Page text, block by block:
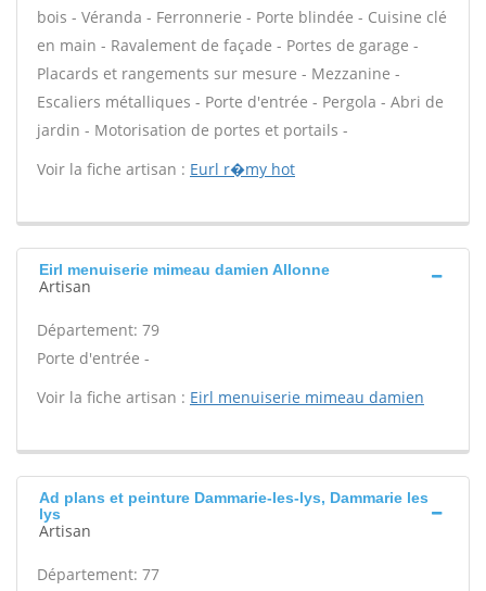
bois - Véranda - Ferronnerie - Porte blindée - Cuisine clé
en main - Ravalement de façade - Portes de garage -
Placards et rangements sur mesure - Mezzanine -
Escaliers métalliques - Porte d'entrée - Pergola - Abri de
jardin - Motorisation de portes et portails -
Voir la fiche artisan : Eurl r�my hot
Eirl menuiserie mimeau damien Allonne
Artisan
Département: 79
Porte d'entrée -
Voir la fiche artisan : Eirl menuiserie mimeau damien
Ad plans et peinture Dammarie-les-lys, Dammarie les
lys
Artisan
Département: 77